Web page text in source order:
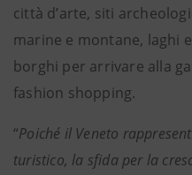
città d’arte, siti
marine e montane, laghi
borghi per arrivare alla
fashion shopping.
“Poiché il Veneto
turistico, la sfida per la